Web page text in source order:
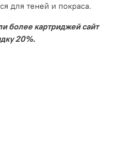
для теней и покраса.
более картриджей сайт
20%.